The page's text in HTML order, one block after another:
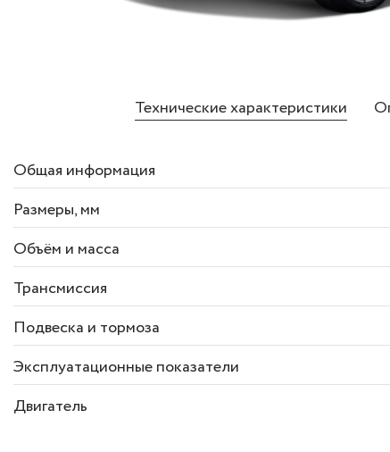
Технические характеристики
Общая информация
Размеры, мм
Объём и масса
Трансмиссия
Подвеска и тормоза
Эксплуатационные показатели
Двигатель